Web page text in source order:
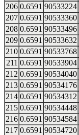
206 0.6591 90533224
207 0.6591 90533360
208 0.6591 90533496
209 0.6591 90533632
210 0.6591 90533768
211 0.6591 90533904
212 0.6591 90534040
213 0.6591 90534176
214 0.6591 90534312
215 0.6591 90534448
216 0.6591 90534584
217 0.6591 90534720